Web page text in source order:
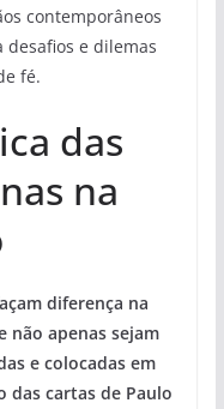
contemporâneos
e dilemas
fé.
das
na
diferença na
não apenas sejam
e colocadas em
das cartas de Paulo